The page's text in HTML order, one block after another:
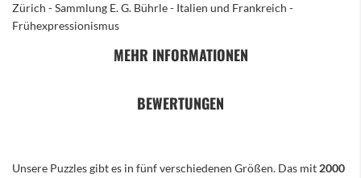
Zürich - Sammlung E. G. Bührle - Italien und Frankreich -
Frühexpressionismus
MEHR INFORMATIONEN
BEWERTUNGEN
Unsere Puzzles gibt es in fünf verschiedenen Größen. Das mit 2000